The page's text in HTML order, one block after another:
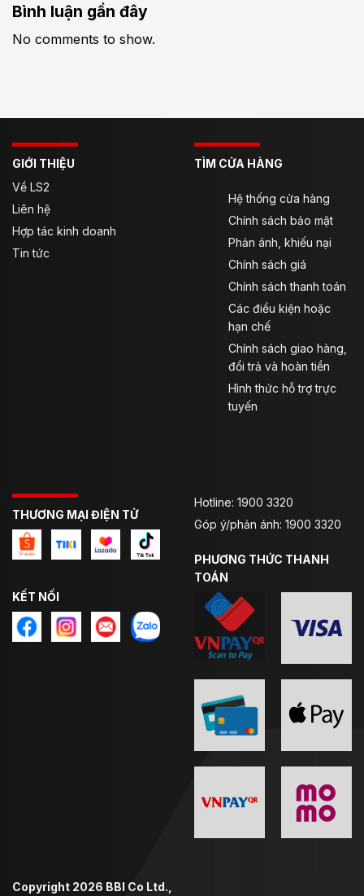
Bình luận gần đây
No comments to show.
GIỚI THIỆU
Về LS2
Liên hệ
Hợp tác kinh doanh
Tin tức
TÌM CỬA HÀNG
Hệ thống cửa hàng
Chính sách bảo mật
Phản ánh, khiếu nại
Chính sách giá
Chính sách thanh toán
Các điều kiện hoặc
hạn chế
Chính sách giao hàng,
đổi trả và hoàn tiền
Hình thức hỗ trợ trực
tuyến
THƯƠNG MẠI ĐIỆN TỬ
KẾT NỐI
Hotline: 1900 3320
Góp ý/phản ánh: 1900 3320
PHƯƠNG THỨC THANH
TOÁN
Copyright 2026 BBI Co Ltd.,